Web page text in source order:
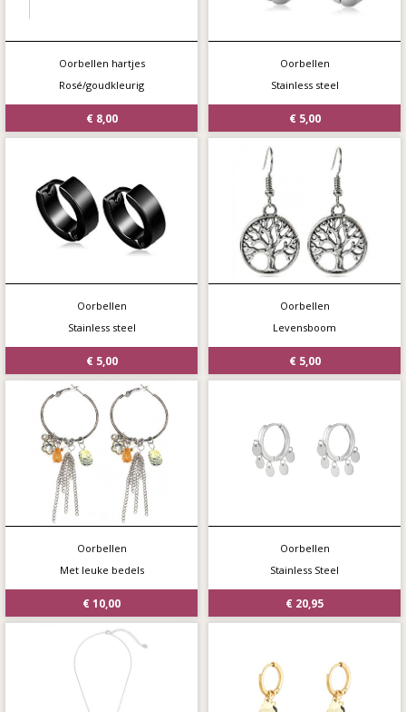
Oorbellen hartjes
Rosé/goudkleurig
€ 8,00
Oorbellen
Stainless steel
€ 5,00
Oorbellen
Stainless steel
€ 5,00
Oorbellen
Levensboom
€ 5,00
Oorbellen
Met leuke bedels
€ 10,00
Oorbellen
Stainless Steel
€ 20,95